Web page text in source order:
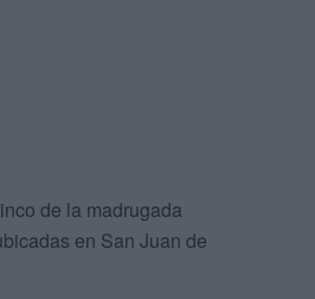
de la madrugada
en San Juan de